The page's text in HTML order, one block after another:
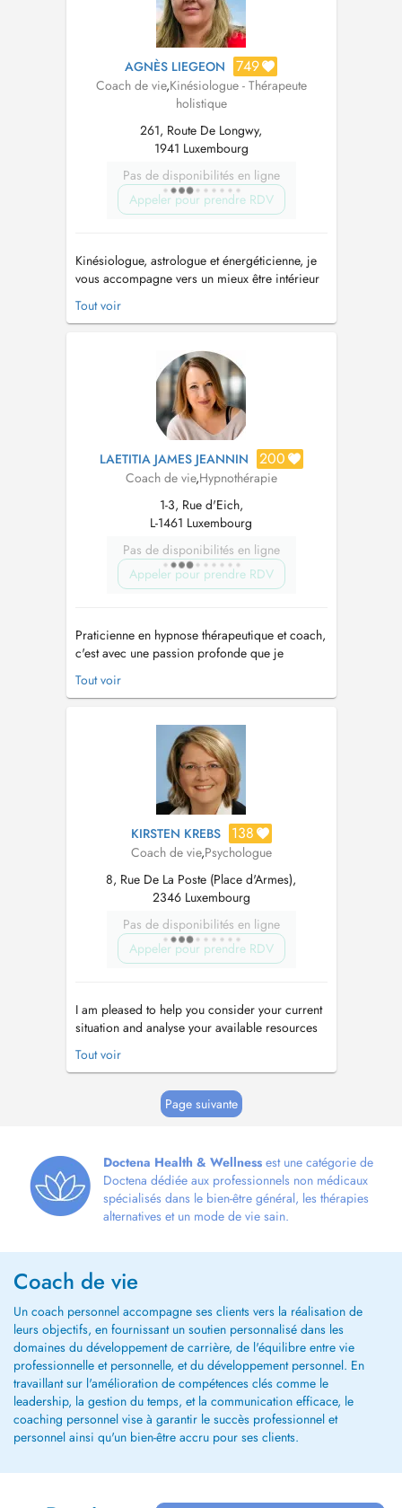
AGNÈS LIEGEON 749
Coach de vie,Kinésiologue - Thérapeute
holistique
261, Route De Longwy,
1941 Luxembourg
Pas de disponibilités en ligne
Appeler pour prendre RDV
Kinésiologue, astrologue et énergéticienne, je
vous accompagne vers un mieux être intérieur
visant à harmoniser vos dimensions physique,
émotionnelle, mentale et spirituelle. Grâce au
blocages en interrogeant votre mémoire
cellulaire, à passer de l'i...
Tout voir
LAETITIA JAMES JEANNIN 200
Coach de vie,Hypnothérapie
1-3, Rue d'Eich,
L-1461 Luxembourg
Pas de disponibilités en ligne
Appeler pour prendre RDV
Praticienne en hypnose thérapeutique et coach,
c'est avec une passion profonde que je
m'engage à accompagner adolescents et
adultes vers une vie épanouissante. Je m'appuie
Coaching, l'hypnose, la PNL (Programmation
Neuro-Linguistique), l'EFT (Emotional Fre...
Tout voir
KIRSTEN KREBS 138
Coach de vie,Psychologue
8, Rue De La Poste (Place d'Armes),
2346 Luxembourg
Pas de disponibilités en ligne
Appeler pour prendre RDV
I am pleased to help you consider your current
situation and analyse your available resources
and opportunities regarding the following
topics: Stress management, burnout, conflict
@ work, self-marketing Career orientation &
coaching, interview training...
Tout voir
Page suivante
Doctena Health & Wellness est une catégorie de
Doctena dédiée aux professionnels non médicaux
spécialisés dans le bien-être général, les thérapies
alternatives et un mode de vie sain.
Coach de vie
Un coach personnel accompagne ses clients vers la réalisation de
leurs objectifs, en fournissant un soutien personnalisé dans les
domaines du développement de carrière, de l'équilibre entre vie
professionnelle et personnelle, et du développement personnel. En
travaillant sur l'amélioration de compétences clés comme le
leadership, la gestion du temps, et la communication efficace, le
coaching personnel vise à garantir le succès professionnel et
personnel ainsi qu'un bien-être accru pour ses clients.